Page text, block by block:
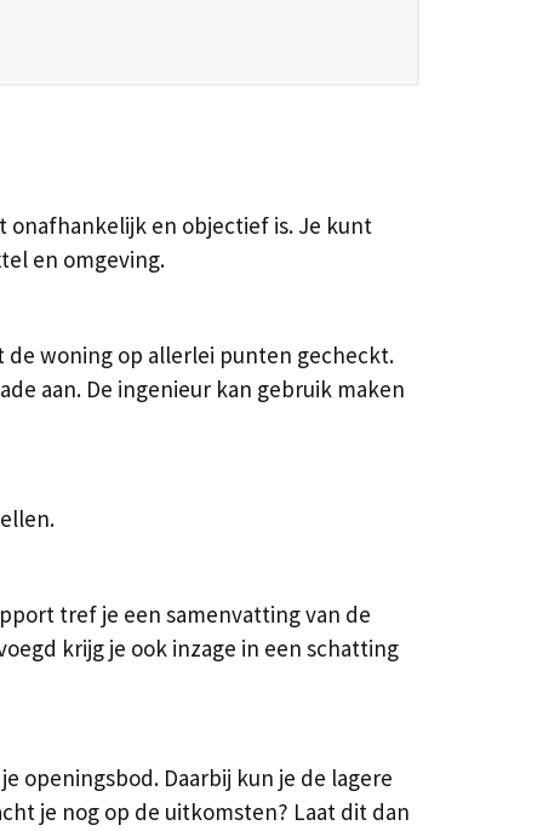
onafhankelijk en objectief is. Je kunt
en omgeving.
woning op allerlei punten gecheckt.
aan. De ingenieur kan gebruik maken
tref je een samenvatting van de
krijg je ook inzage in een schatting
openingsbod. Daarbij kun je de lagere
je nog op de uitkomsten? Laat dit dan